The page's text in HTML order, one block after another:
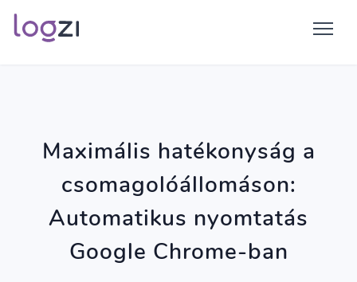
Maximális hatékonyság a
csomagolóállomáson:
Automatikus nyomtatás
Google Chrome-ban